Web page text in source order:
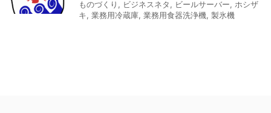
ものづくり , ビジネスネタ, ビールサーバー, ホシザ
キ, 業務用冷蔵庫, 業務用食器洗浄機, 製氷機